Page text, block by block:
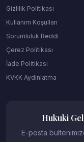
Gizlilik Politikası
Kullanım Koşulları
Sorumluluk Reddi
Çerez Politikası
İade Politikası
KVKK Aydinlatma
Hukuki
E-posta